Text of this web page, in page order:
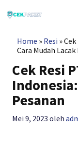
ke
Home » Resi »
Cara Mudah Lacak
Cek Resi
Pesanan
Mei 9, 2023 oleh